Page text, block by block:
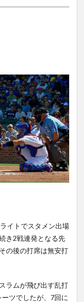
イトでスタメン出場
き2戦連発となる先
の後の打席は無安打
ラムが飛び出す乱打
ツでしたが、7回に